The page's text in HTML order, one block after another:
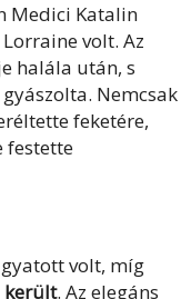
Medici Katalin
volt. Az
halála után, s
Nemcsak
feketére,
festette
volt, míg
került. Az elegáns